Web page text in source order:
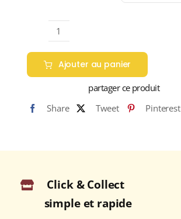
quantité
de
MEXIQUE
"ALTURA"
Pur
Ajouter au panier
partager ce produit
Share
Tweet Pinterest
Click & Collect
simple et rapide